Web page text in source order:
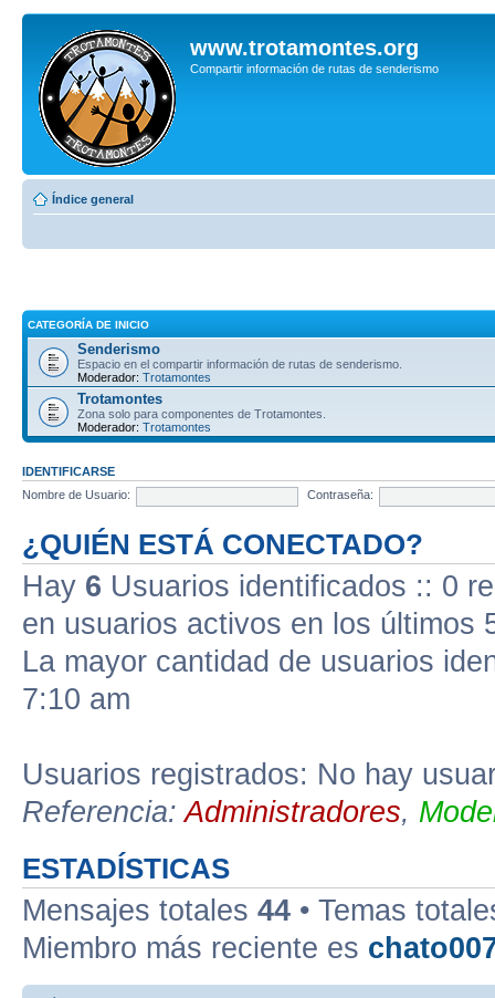
www.trotamontes.org
Compartir información de rutas de senderismo
Índice general
CATEGORÍA DE INICIO
Senderismo
Espacio en el compartir información de rutas de senderismo.
Moderador: Trotamontes
Trotamontes
Zona solo para componentes de Trotamontes.
Moderador: Trotamontes
IDENTIFICARSE
Nombre de Usuario:
Contraseña:
¿QUIÉN ESTÁ CONECTADO?
Hay 6 Usuarios identificados :: 0
en usuarios activos en los últimos
La mayor cantidad de usuarios
7:10 am
Usuarios registrados: No hay
Referencia:Administradores,
ESTADÍSTICAS
Mensajes totales 44 • Temas
Miembro más reciente es